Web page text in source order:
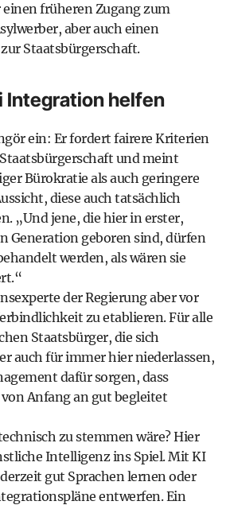
früheren Zugang zum
aber auch einen
Staatsbürgerschaft.
Integration helfen
ein: Er fordert fairere Kriterien
und meint
Bürokratie als auch geringere
diese auch tatsächlich
„Und jene, die hier in erster,
Generation geboren sind, dürfen
werden, als wären sie
der Regierung aber vor
zu etablieren. Für alle
Staatsbürger, die sich
auch für immer hier niederlassen,
dafür sorgen, dass
Anfang an gut begleitet
zu stemmen wäre? Hier
Intelligenz ins Spiel. Mit KI
gut Sprachen lernen oder
entwerfen. Ein